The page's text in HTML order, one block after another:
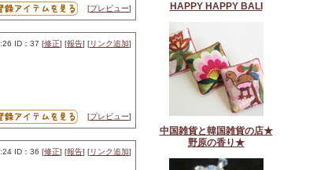
[プレビュー]
ID：37 [修正] [報告] [リンク追加]
[プレビュー]
ID：36 [修正] [報告] [リンク追加]
HAPPY HAPPY BALI
中国雑貨と韓国雑貨の店★
野原の香り★